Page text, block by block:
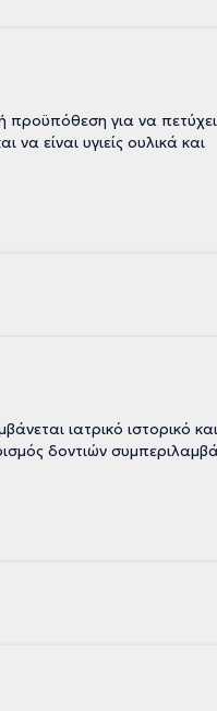
προϋπόθεση για να
είναι υγιείς ουλικά και
ιατρικό ιστορικό και
δοντιών